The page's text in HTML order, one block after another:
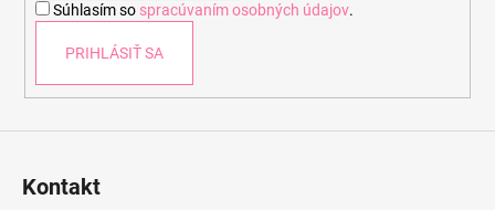
Súhlasím so spracúvaním osobných údajov.
PRIHLÁSIŤ SA
Kontakt